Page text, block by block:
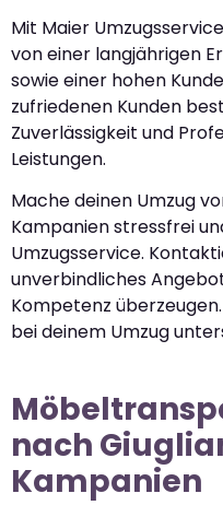
Mit Maier
von einer langjährigen
sowie einer hohen
zufriedenen Kunden
Zuverlässigkeit und
Leistungen.
Mache deinen Umzug
Kampanien stressfrei
Umzugsservice.
unverbindliches
Kompetenz
bei deinem Umzug
nach
Kampanien